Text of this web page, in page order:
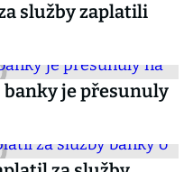
služby zaplatili
banky je přesunuly